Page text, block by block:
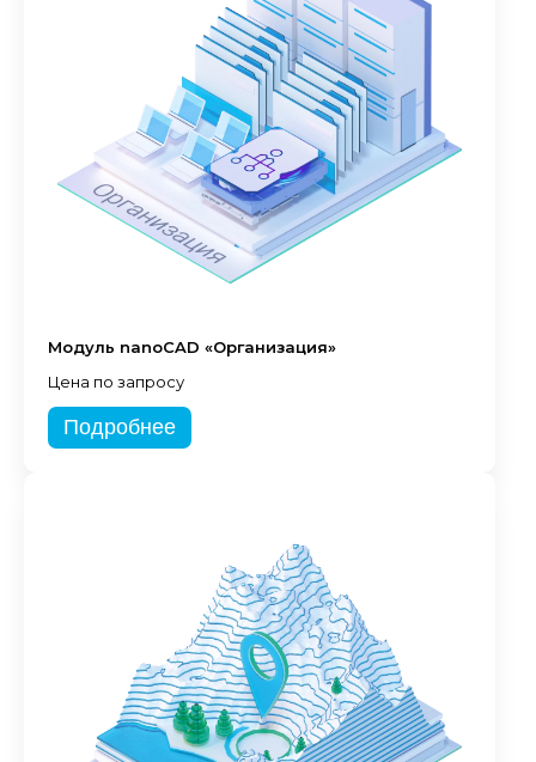
Модуль nanoCAD «Организация»
Цена по запросу
Подробнее